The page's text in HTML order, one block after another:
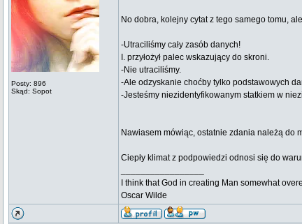
Posty: 896
Skąd: Sopot
No dobra, kolejny cytat z tego samego tomu,
-Utraciliśmy cały zasób danych!
I. przyłożył palec wskazujący do skroni.
-Nie utraciliśmy.
-Ale odzyskanie choćby tylko podstawowych
-Jesteśmy niezidentyfikowanym statkiem w
Nawiasem mówiąc, ostatnie zdania należą do
Ciepły klimat z podpowiedzi odnosi się do
I think that God in creating Man somewhat
Oscar Wilde